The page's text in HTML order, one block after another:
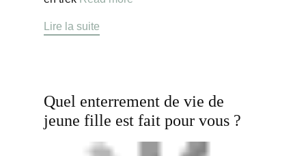
Lire la suite
Quel enterrement de vie de
jeune fille est fait pour vous ?